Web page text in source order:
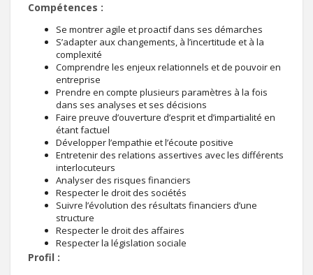
Compétences :
Se montrer agile et proactif dans ses démarches
S’adapter aux changements, à l’incertitude et à la
complexité
Comprendre les enjeux relationnels et de pouvoir en
entreprise
Prendre en compte plusieurs paramètres à la fois
dans ses analyses et ses décisions
Faire preuve d’ouverture d’esprit et d’impartialité en
étant factuel
Développer l’empathie et l’écoute positive
Entretenir des relations assertives avec les différents
interlocuteurs
Analyser des risques financiers
Respecter le droit des sociétés
Suivre l’évolution des résultats financiers d’une
structure
Respecter le droit des affaires
Respecter la législation sociale
Profil :